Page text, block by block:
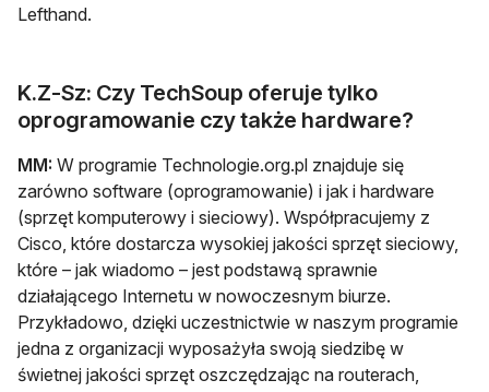
Lefthand.
K.Z-Sz: Czy TechSoup oferuje tylko
oprogramowanie czy także hardware?
MM: W programie Technologie.org.pl znajduje się
zarówno software (oprogramowanie) i jak i hardware
(sprzęt komputerowy i sieciowy). Współpracujemy z
Cisco, które dostarcza wysokiej jakości sprzęt sieciowy,
które – jak wiadomo – jest podstawą sprawnie
działającego Internetu w nowoczesnym biurze.
Przykładowo, dzięki uczestnictwie w naszym programie
jedna z organizacji wyposażyła swoją siedzibę w
świetnej jakości sprzęt oszczędzając na routerach,